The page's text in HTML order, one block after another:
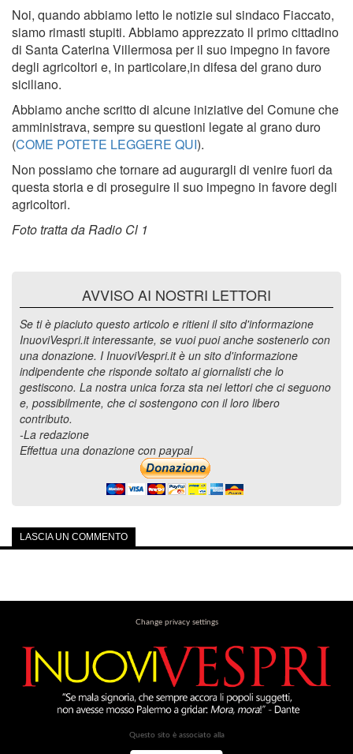
Noi, quando abbiamo letto le notizie sul sindaco Fiaccato,
siamo rimasti stupiti. Abbiamo apprezzato il primo cittadino
di Santa Caterina Villermosa per il suo impegno in favore
degli agricoltori e, in particolare,in difesa del grano duro
siciliano.
Abbiamo anche scritto di alcune iniziative del Comune che
amministrava, sempre su questioni legate al grano duro
(COME POTETE LEGGERE QUI).
Non possiamo che tornare ad augurargli di venire fuori da
questa storia e di proseguire il suo impegno in favore degli
agricoltori.
Foto tratta da Radio Cl 1
AVVISO AI NOSTRI LETTORI
Se ti è piaciuto questo articolo e ritieni il sito d'informazione
InuoviVespri.it interessante, se vuoi puoi anche sostenerlo con
una donazione. I InuoviVespri.it è un sito d'informazione
indipendente che risponde soltato ai giornalisti che lo
gestiscono. La nostra unica forza sta nei lettori che ci seguono
e, possibilmente, che ci sostengono con il loro libero
contributo.
-La redazione
Effettua una donazione con paypal
LASCIA UN COMMENTO
Change privacy settings
Questo sito è associato alla